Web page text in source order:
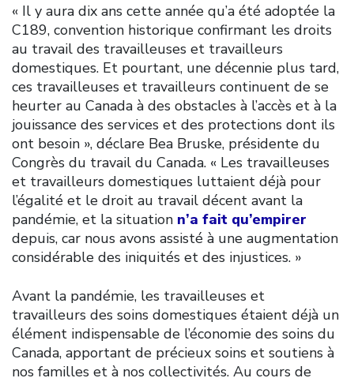
« Il y aura dix ans cette année qu’a été adoptée la
C189, convention historique confirmant les droits
au travail des travailleuses et travailleurs
domestiques. Et pourtant, une décennie plus tard,
ces travailleuses et travailleurs continuent de se
heurter au Canada à des obstacles à l’accès et à la
jouissance des services et des protections dont ils
ont besoin », déclare Bea Bruske, présidente du
Congrès du travail du Canada. « Les travailleuses
et travailleurs domestiques luttaient déjà pour
l’égalité et le droit au travail décent avant la
pandémie, et la situation n’a fait qu’empirer
depuis, car nous avons assisté à une augmentation
considérable des iniquités et des injustices. »
Avant la pandémie, les travailleuses et
travailleurs des soins domestiques étaient déjà un
élément indispensable de l’économie des soins du
Canada, apportant de précieux soins et soutiens à
nos familles et à nos collectivités. Au cours de